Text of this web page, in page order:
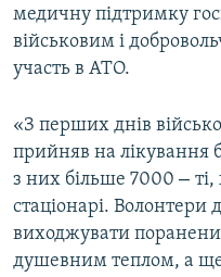
медичну підтримку
військовим і
участь в АТО.
«З перших днів
прийняв на лікування
з них більше 7000 –
стаціонарі. Волонтери
виходжувати
душевним теплом, а ще